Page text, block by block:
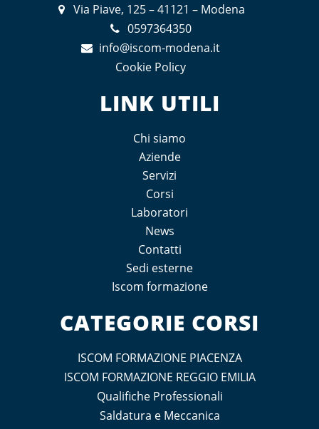
Via Piave, 125 – 41121 – Modena
0597364350
info@iscom-modena.it
Cookie Policy
LINK UTILI
Chi siamo
Aziende
Servizi
Corsi
Laboratori
News
Contatti
Sedi esterne
Iscom formazione
CATEGORIE CORSI
ISCOM FORMAZIONE PIACENZA
ISCOM FORMAZIONE REGGIO EMILIA
Qualifiche Professionali
Saldatura e Meccanica